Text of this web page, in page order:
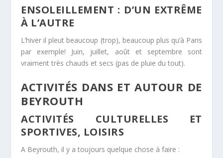
ENSOLEILLEMENT : D’UN EXTRÊME
À L’AUTRE
L’hiver il pleut beaucoup (trop), beaucoup plus qu’à Paris
par exemple! Juin, juillet, août et septembre sont
vraiment très chauds et secs (pas de pluie du tout).
ACTIVITÉS DANS ET AUTOUR DE
BEYROUTH
ACTIVITÉS CULTURELLES ET
SPORTIVES, LOISIRS
A Beyrouth, il y a toujours quelque chose à faire :